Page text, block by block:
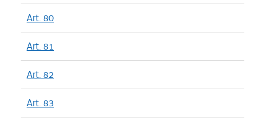
Art. 80
Art. 81
Art. 82
Art. 83